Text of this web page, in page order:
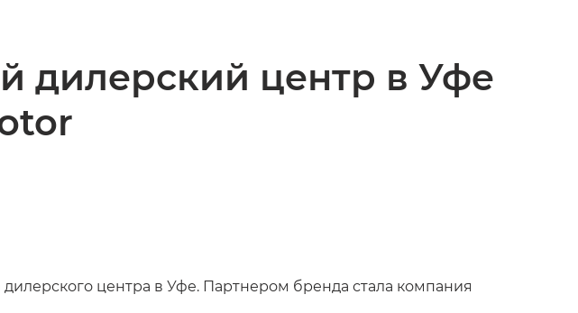
дилерский центр в Уфе
центра в Уфе. Партнером бренда стала компания